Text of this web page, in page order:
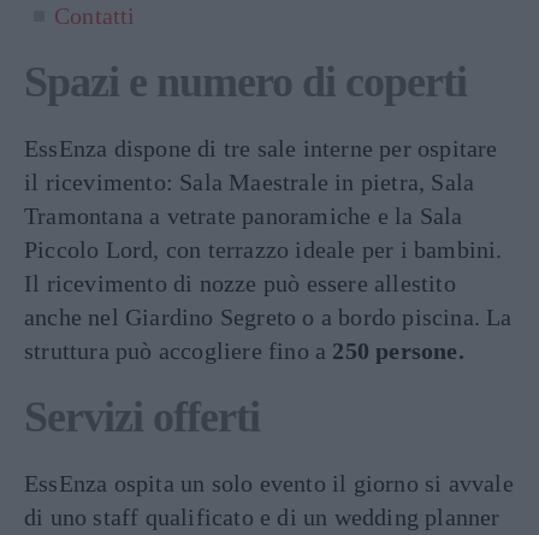
Contatti
Spazi e numero di coperti
EssEnza dispone di tre sale interne per ospitare
il ricevimento: Sala Maestrale in pietra, Sala
Tramontana a vetrate panoramiche e la Sala
Piccolo Lord, con terrazzo ideale per i bambini.
Il ricevimento di nozze può essere allestito
anche nel Giardino Segreto o a bordo piscina. La
struttura può accogliere fino a 250 persone.
Servizi offerti
EssEnza ospita un solo evento il giorno si avvale
di uno staff qualificato e di un wedding planner